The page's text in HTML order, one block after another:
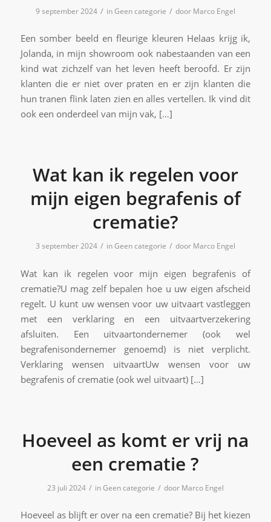
9 september 2024 / inGeen categorie / door Marco Engel
Een somber beeld en fleurige kleuren Helaas krijg ik,
Jolanda, in mijn showroom ook nabestaanden van een
kind wat zichzelf van het leven heeft beroofd. Er zijn
klanten die er niet over praten en er zijn klanten die
hun tranen flink laten zien en alles vertellen. Ik vind dit
ook een onderdeel van mijn vak, […]
Wat kan ik regelen voor
mijn eigen begrafenis of
crematie?
3 september 2024 / inGeen categorie / door Marco Engel
Wat kan ik regelen voor mijn eigen begrafenis of
crematie?U mag zelf bepalen hoe u uw eigen afscheid
regelt. U kunt uw wensen voor uw uitvaart vastleggen
met een verklaring en een uitvaartverzekering
afsluiten. Een uitvaartondernemer (ook wel
begrafenisondernemer genoemd) is niet verplicht.
Verklaring wensen uitvaartUw wensen voor uw
begrafenis of crematie (ook wel uitvaart) […]
Hoeveel as komt er vrij na
een crematie ?
23 juli 2024 / inGeen categorie / door Marco Engel
Hoeveel as blijft er over na een crematie? Bij het kiezen